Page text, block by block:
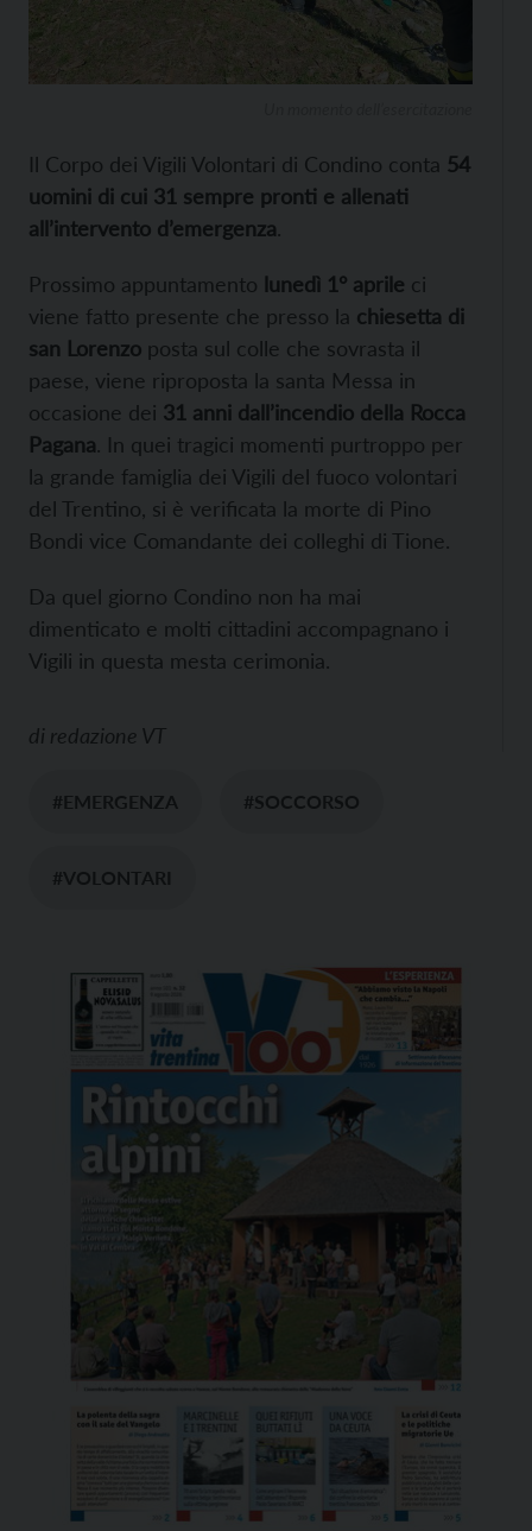
Il Corpo dei Vigili Volontari di Condino conta 54
uomini di cui 31 sempre pronti e allenati
all’intervento d’emergenza.
Prossimo appuntamento lunedì 1° aprile ci
viene fatto presente che presso la chiesetta di
san Lorenzo posta sul colle che sovrasta il
paese, viene riproposta la santa Messa in
occasione dei 31 anni dall’incendio della Rocca
Pagana. In quei tragici momenti purtroppo per
la grande famiglia dei Vigili del fuoco volontari
del Trentino, si è verificata la morte di Pino
Bondi vice Comandante dei colleghi di Tione.
Da quel giorno Condino non ha mai
dimenticato e molti cittadini accompagnano i
Vigili in questa mesta cerimonia.
di redazione VT
#EMERGENZA #SOCCORSO
#VOLONTARI